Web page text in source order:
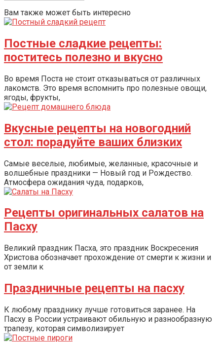
Вам также может быть интересно
Постные сладкие рецепты:
поститесь полезно и вкусно
Во время Поста не стоит отказываться от различных
лакомств. Это время вспомнить про полезные овощи,
ягоды, фрукты,
Вкусные рецепты на новогодний
стол: порадуйте ваших близких
Самые веселые, любимые, желанные, красочные и
волшебные праздники — Новый год и Рождество.
Атмосфера ожидания чуда, подарков,
Рецепты оригинальных салатов на
Пасху
Великий праздник Пасха, это праздник Воскресения
Христова обозначает прохождение от смерти к жизни и
от земли к
Праздничные рецепты на пасху
К любому празднику лучше готовиться заранее. На
Пасху в России устраивают обильную и разнообразную
трапезу, которая символизирует